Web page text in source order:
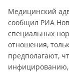
Медицинский
сообщил РИА
специальных
отношения,
предполагают,
инфицированию,